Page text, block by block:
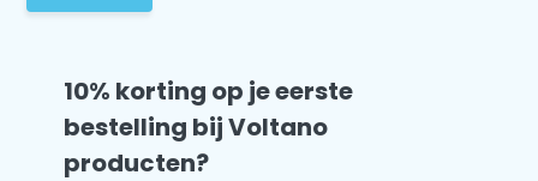
10% korting op je eerste
bestelling bij Voltano
producten?